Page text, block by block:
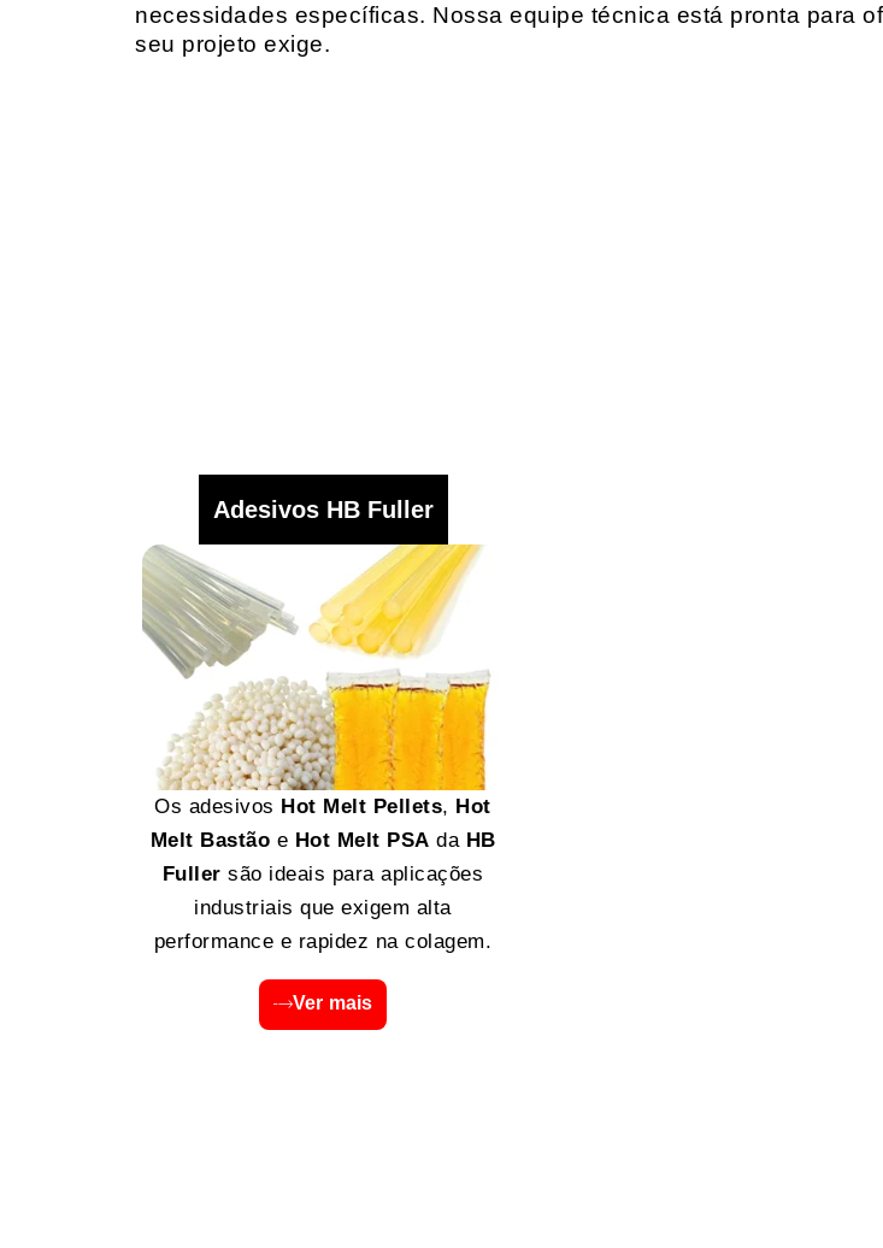
necessidades específicas. Nossa equipe técnica está pronta para
seu projeto exige.
Adesivos HB Fuller
Os adesivos Hot Melt Pellets, Hot
Melt Bastão e Hot Melt PSA da HB
Fuller são ideais para aplicações
industriais que exigem alta
performance e rapidez na colagem.
Ver mais